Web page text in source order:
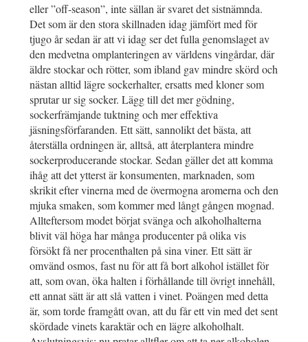
eller ”off-season”, inte sällan är svaret det sistnämnda.
Det som är den stora skillnaden idag jämfört med för
tjugo år sedan är att vi idag ser det fulla genomslaget av
den medvetna omplanteringen av världens vingårdar, där
äldre stockar och rötter, som ibland gav mindre skörd och
nästan alltid lägre sockerhalter, ersatts med kloner som
sprutar ur sig socker. Lägg till det mer gödning,
sockerfrämjande tuktning och mer effektiva
jäsningsförfaranden. Ett sätt, sannolikt det bästa, att
återställa ordningen är, alltså, att återplantera mindre
sockerproducerande stockar. Sedan gäller det att komma
ihåg att det ytterst är konsumenten, marknaden, som
skrikit efter vinerna med de övermogna aromerna och den
mjuka smaken, som kommer med långt gången mognad.
Allteftersom modet börjat svänga och alkoholhalterna
blivit väl höga har många producenter på olika vis
försökt få ner procenthalten på sina viner. Ett sätt är
omvänd osmos, fast nu för att få bort alkohol istället för
att, som ovan, öka halten i förhållande till övrigt innehåll,
ett annat sätt är att slå vatten i vinet. Poängen med detta
är, som torde framgått ovan, att du får ett vin med det sent
skördade vinets karaktär och en lägre alkoholhalt.